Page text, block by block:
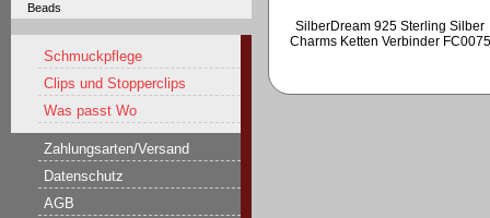
Beads
Schmuckpflege
Clips und Stopperclips
Was passt Wo
Zahlungsarten/Versand
Datenschutz
AGB
SilberDream 925 Sterling Silber
Charms Ketten Verbinder FC0075